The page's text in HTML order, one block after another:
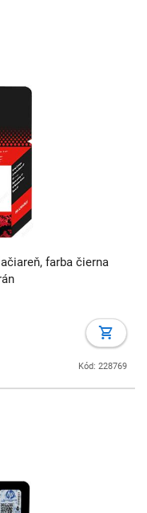
farba čierna
Kód: 228769